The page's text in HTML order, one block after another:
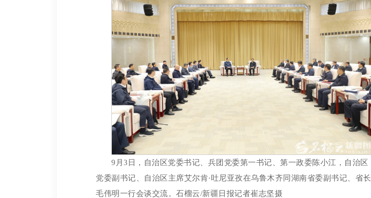
9月3日，自治区党委书记、兵团党委第一书记、第一政委陈小江，自治区
党委副书记、自治区主席艾尔肯·吐尼亚孜在乌鲁木齐同湖南省委副书记、省长
毛伟明一行会谈交流。石榴云/新疆日报记者崔志坚摄